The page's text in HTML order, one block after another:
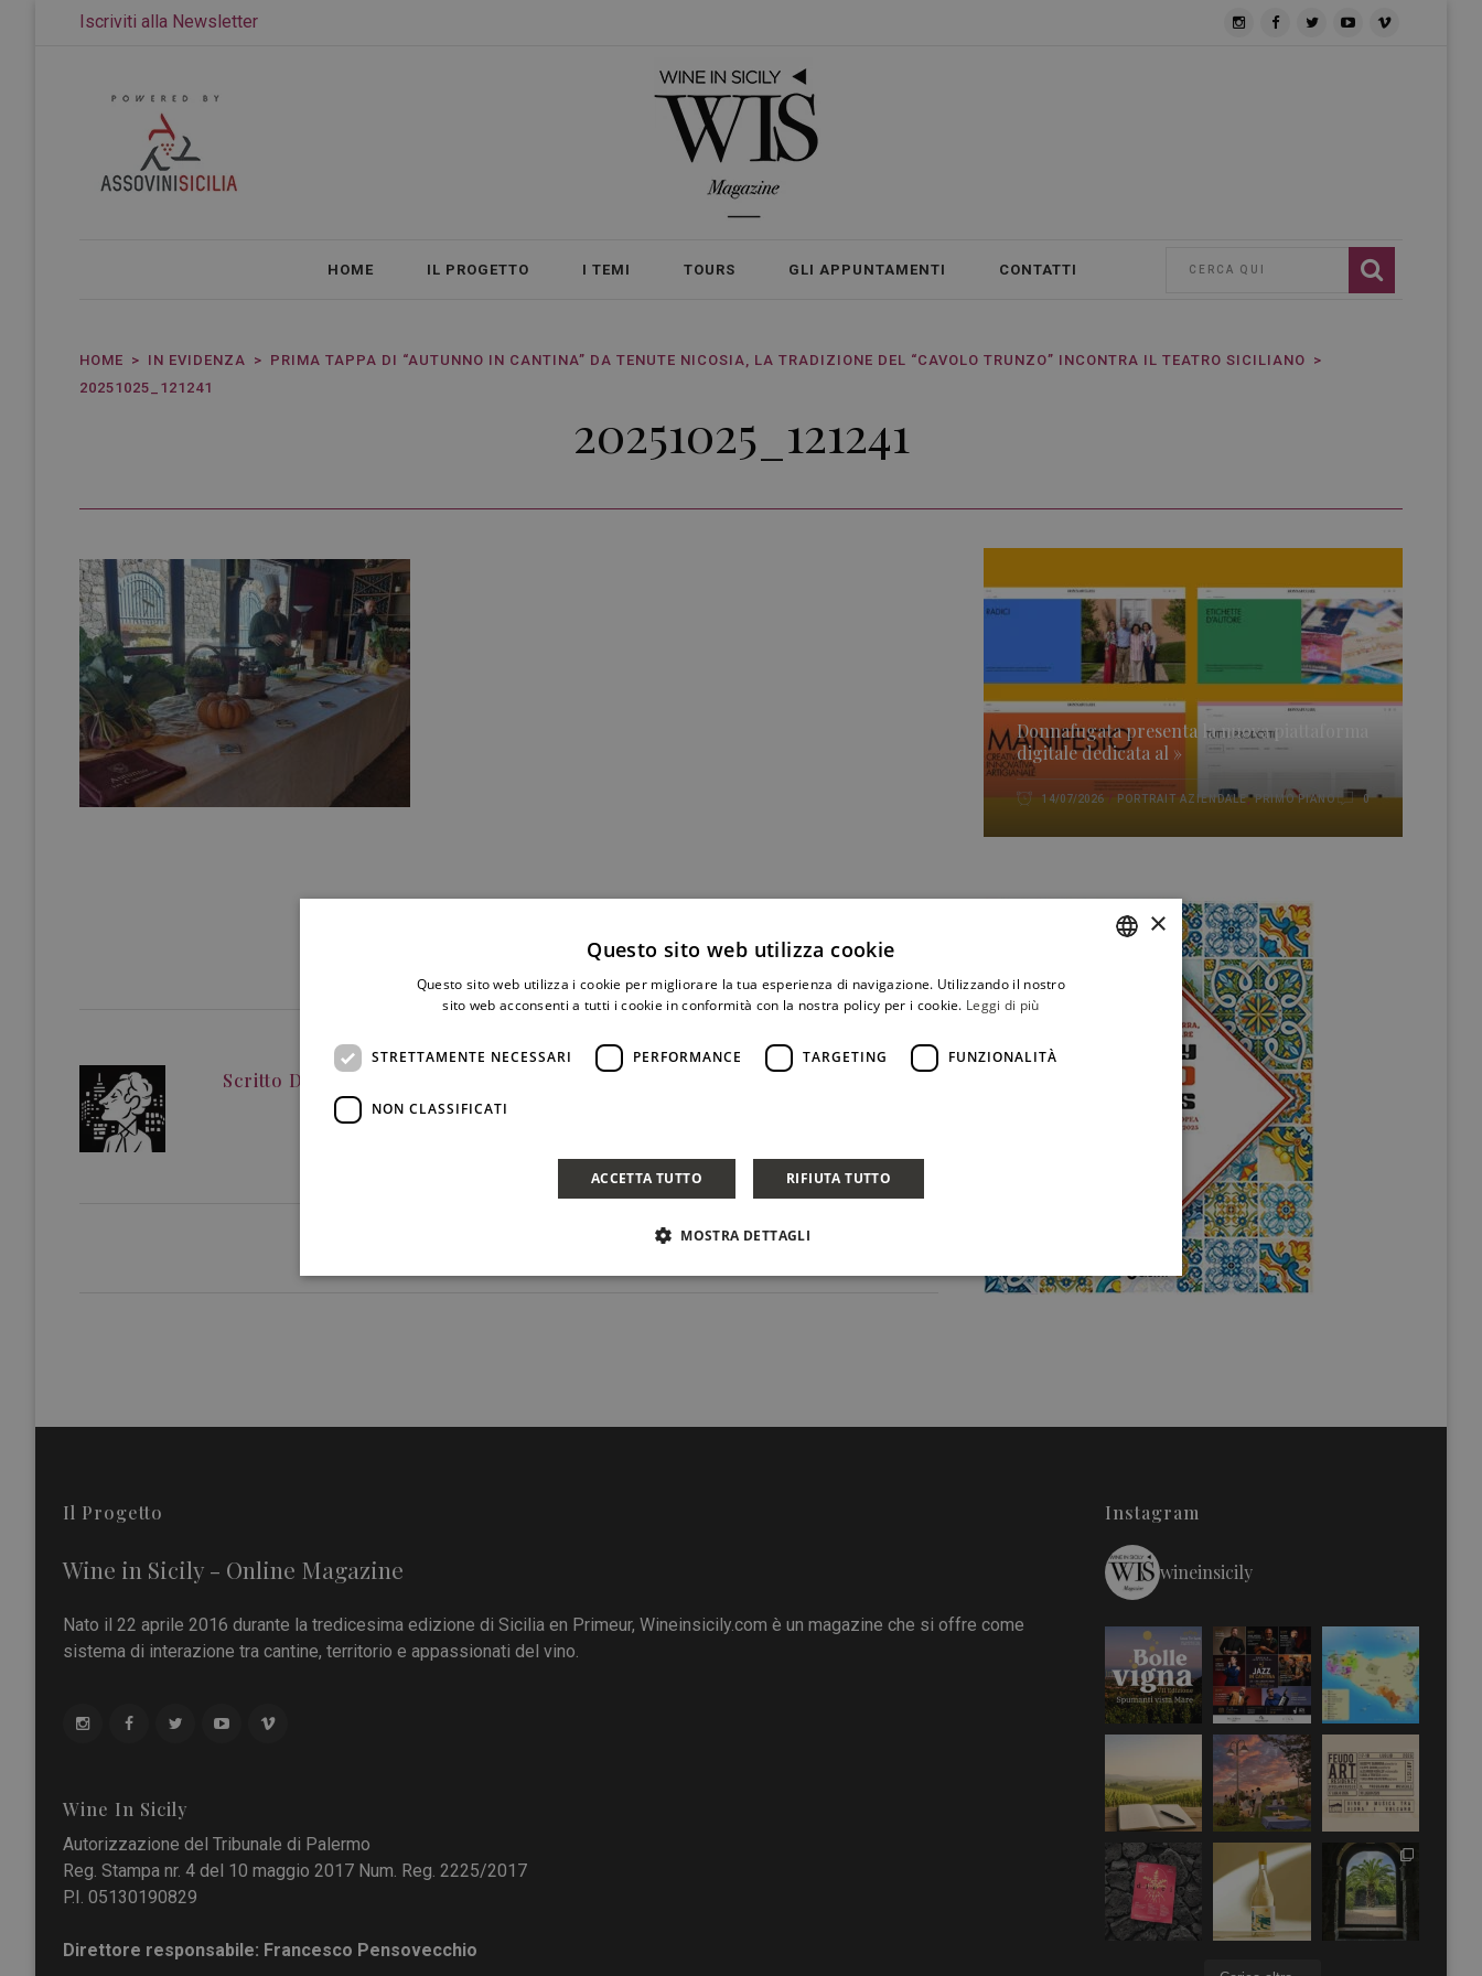
Iscriviti alla Newsletter
HOME IL PROGETTO I TEMI TOURS GLI APPUNTAMENTI CONTATTI
HOME IN EVIDENZA
PRIMA TAPPA DI “AUTUNNO IN CANTINA” DA TENUTE NICOSIA, LA TRADIZIONE DEL “CAVOLO TRUNZO” INCONTRA IL TEATRO SICILIANO
20251025_121241
20251025_121241
Condividi Post
Scritto Da
Donnafugata presenta la nuova piattaforma
digitale dedicata al »
14/07/2026 PORTRAIT AZIENDALE,PRIMO PIANO 0
Il Progetto
Wine in Sicily - Online Magazine
Nato il 22 aprile 2016 durante la tredicesima edizione di Sicilia en Primeur, Wineinsicily.com è un magazine che si offre come
sistema di interazione tra cantine, territorio e appassionati del vino.
Wine In Sicily
Autorizzazione del Tribunale di Palermo
Reg. Stampa nr. 4 del 10 maggio 2017 Num. Reg. 2225/2017
P.I. 05130190829
Direttore responsabile: Francesco Pensovecchio
Instagram
wineinsicily
×
Questo sito web utilizza cookie
Questo sito web utilizza i cookie per migliorare la tua esperienza di navigazione. Utilizzando il nostro
sito web acconsenti a tutti i cookie in conformità con la nostra policy per i cookie. Leggi di più
STRETTAMENTE NECESSARI PERFORMANCE TARGETING FUNZIONALITÀ
NON CLASSIFICATI
ACCETTA TUTTO RIFIUTA TUTTO
MOSTRA DETTAGLI